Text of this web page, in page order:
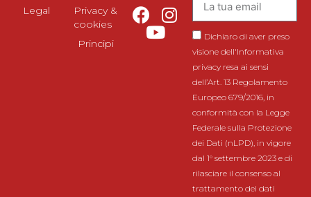
Legal
Privacy &
cookies
Principi
Dichiaro di aver preso
visione dell'Informativa
privacy resa ai sensi
dell’Art. 13 Regolamento
Europeo 679/2016, in
conformità con la Legge
Federale sulla Protezione
dei Dati (nLPD), in vigore
dal 1° settembre 2023 e di
rilasciare il consenso al
trattamento dei dati